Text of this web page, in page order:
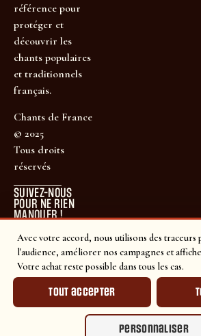
Avec votre accord, nous utilisons des
l'audience, améliorer nos campagnes et
Votre achat reste possible dans tous les cas.
Tout accepter
Personnaliser
référence pour
protéger et
découvrir les
chants populaires
et traditionnels
français.
Chants de France
© 2025
Tous droits
réservés
SUIVEZ-NOUS
POUR NE RIEN
MANQUER !